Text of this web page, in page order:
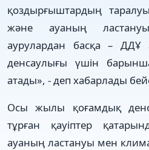
қоздырғыштардың
және ауаның
аурулардан басқа –
денсаулығы үшін
атады», - деп хабарлады
Осы жылы қоғамдық
тұрған қауіптер
ауаның ластануы мен